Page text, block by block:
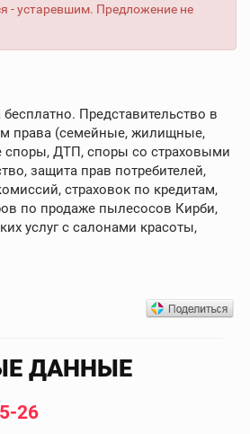
- устаревшим. Предложение не
Представительство в
права (семейные, жилищные,
споры, ДТП, споры со страховыми
защита прав потребителей,
страховок по кредитам,
по продаже пылесосов Кирби,
услуг с салонами красоты,
ДАННЫЕ
26